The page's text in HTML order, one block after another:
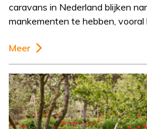
caravans in Nederland blijken
mankementen te hebben,
Meer